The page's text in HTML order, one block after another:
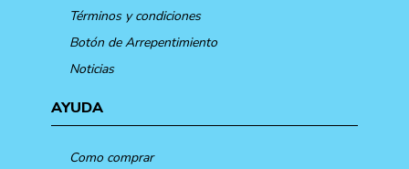
Términos y condiciones
Botón de Arrepentimiento
Noticias
AYUDA
Como comprar